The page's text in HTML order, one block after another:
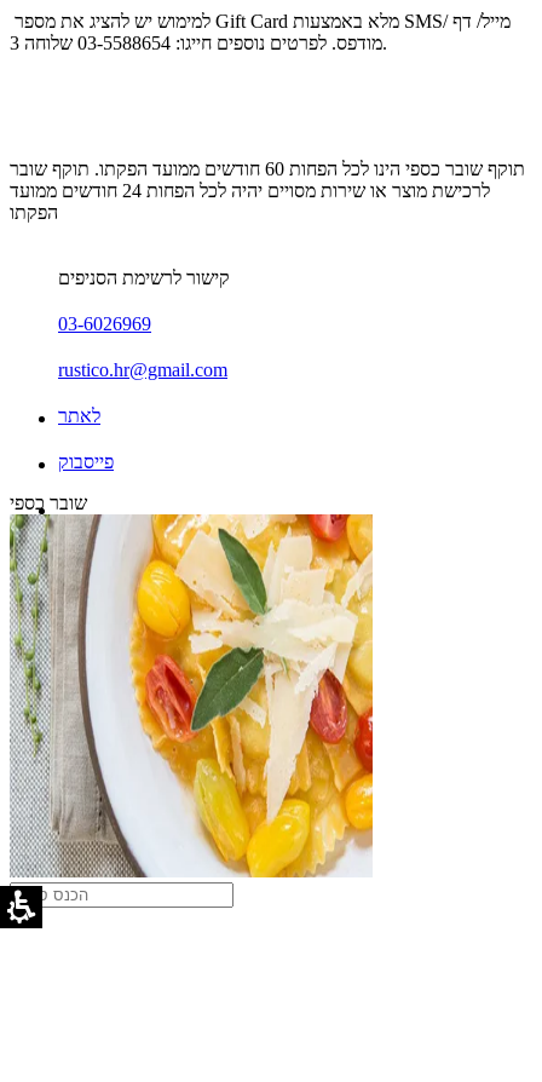
מודפס. לפרטים נוספים חייגו: 03-5588654 שלוחה 3.
תוקף שובר כספי הינו לכל הפחות 60 חודשים ממועד הפקתו. תוקף שובר
לרכישת מוצר או שירות מסויים יהיה לכל הפחות 24 חודשים ממועד
הפקתו
קישור לרשימת הסניפים
03-6026969
rustico.hr@gmail.com
לאתר
פייסבוק
שובר כספי